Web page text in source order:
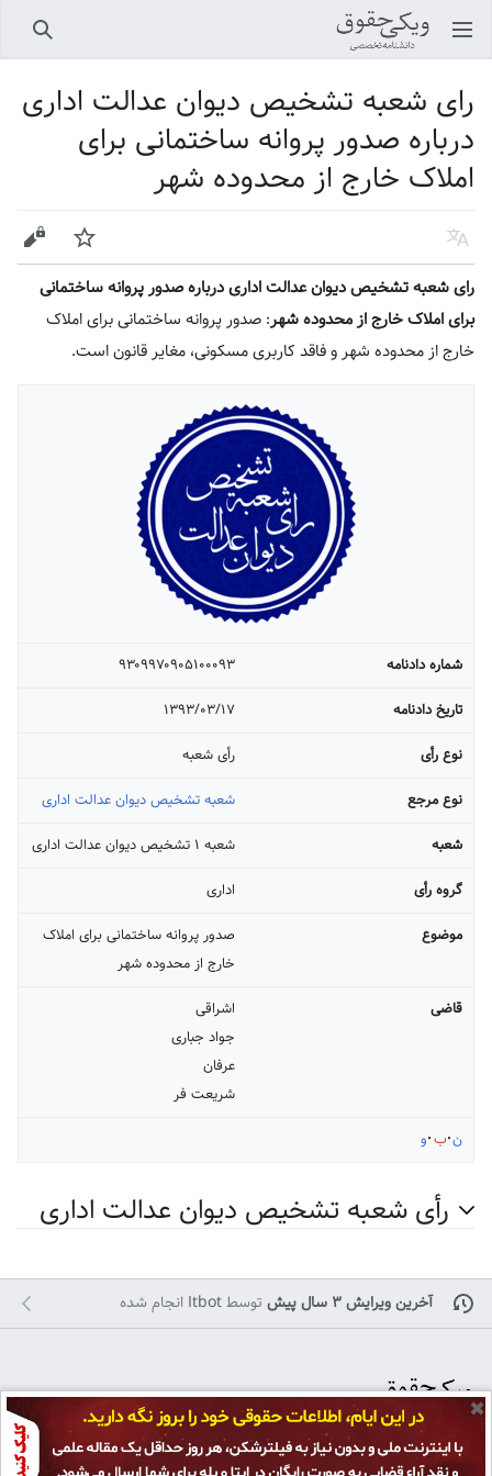
باز کردن منو اصلی جستجو
رای شعبه تشخیص دیوان عدالت اداری
درباره صدور پروانه ساختمانی برای
املاک خارج از محدوده شهر
زبان پیگیری ویرایش
رای شعبه تشخیص دیوان عدالت اداری درباره صدور پروانه ساختمانی
برای املاک خارج از محدوده شهر: صدور پروانه ساختمانی برای املاک
خارج از محدوده شهر و فاقد کاربری مسکونی، مغایر قانون است.
شماره دادنامه
۹۳۰۹۹۷۰۹۰۵۱۰۰۰۹۳
تاریخ دادنامه
۱۳۹۳/۰۳/۱۷
نوع رأی
رأی شعبه
نوع مرجع
شعبه تشخیص دیوان عدالت اداری
شعبه
شعبه ۱ تشخیص دیوان عدالت اداری
گروه رأی
اداری
موضوع
صدور پروانه ساختمانی برای املاک
خارج از محدوده شهر
قاضی
اشراقی
جواد جباری
عرفان
شریعت فر
ن ب و
رأی شعبه تشخیص دیوان عدالت اداری
آخرین ویرایش ۳ سال پیش توسطItbot انجام شده
تمامی حقوق برایپژوهشکده حقوق و قانون ایران محفوظ است و هرگونه کپی
✖